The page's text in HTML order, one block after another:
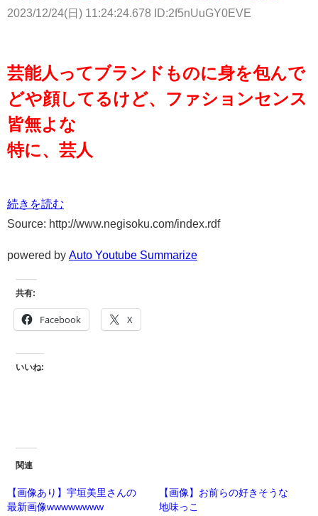
2023/12/24(日) 11:24:24.678 ID:2f5nUuGY0EVE
芸能人ってブランドものに身を包んで
どや顔してるけど、ファションセンス
皆無よな
特に、芸人
続きを読む
Source: http://www.negisoku.com/index.rdf
powered by Auto Youtube Summarize
共有:
Facebook X
いいね:
関連
【画像あり】宇垣美里さんの
最新画像wwwwwwww
【画像】お前らの好きそうな
地味っこ